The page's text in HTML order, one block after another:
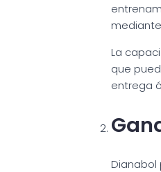
La
que
entrega
Dianabol